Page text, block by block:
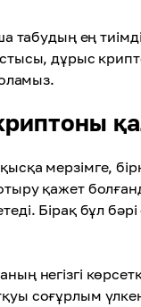
ең тиімді
дұрыс
мерзімге,
қажет
Бірақ бұл
негізгі
соғұрлым